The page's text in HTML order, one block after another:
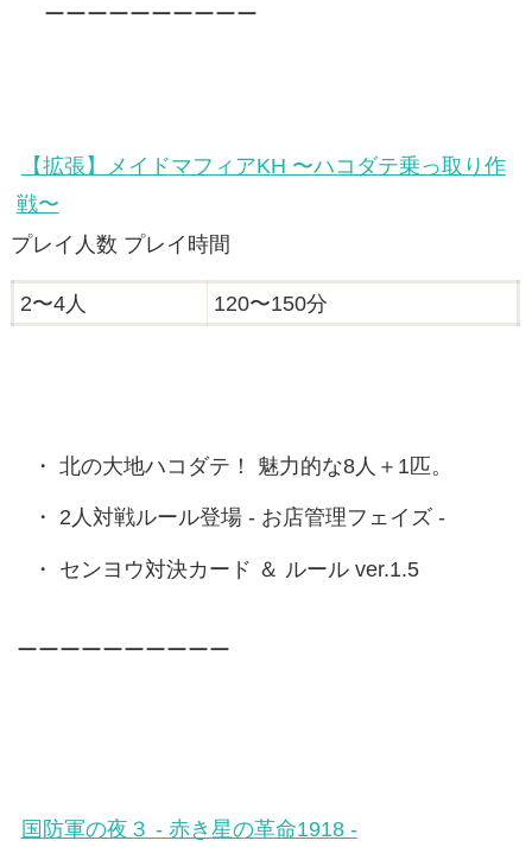
ーーーーーーーーーー
【拡張】メイドマフィアKH 〜ハコダテ乗っ取り作
戦〜
プレイ人数 プレイ時間
2〜4人 120〜150分
北の大地ハコダテ！ 魅力的な8人＋1匹。
2人対戦ルール登場 - お店管理フェイズ -
センヨウ対決カード ＆ ルール ver.1.5
ーーーーーーーーーー
国防軍の夜３ - 赤き星の革命1918 -